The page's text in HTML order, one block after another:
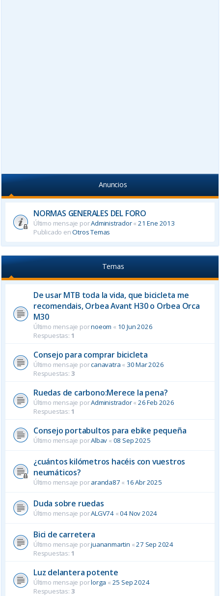
Anuncios
NORMAS GENERALES DEL FORO
Último mensaje porAdministrador«21 Ene 2013
Publicado enOtros Temas
Temas
De usar MTB toda la vida, que bicicleta me
recomendais, Orbea Avant H30 o Orbea Orca
M30
Último mensaje pornoeom « 10 Jun 2026
Respuestas: 1
Consejo para comprar bicicleta
Último mensaje porcanavatra « 30 Mar 2026
Respuestas: 3
Ruedas de carbono:Merece la pena?
Último mensaje porAdministrador«26 Feb 2026
Respuestas: 1
Consejo portabultos para ebike pequeña
Último mensaje porAlbav « 08 Sep 2025
¿cuántos kilómetros hacéis con vuestros
neumáticos?
Último mensaje poraranda87 « 16 Abr 2025
Duda sobre ruedas
Último mensaje porALGV74 «04 Nov 2024
Bici de carretera
Último mensaje porjuananmartin «27 Sep 2024
Respuestas: 1
Luz delantera potente
Último mensaje porlorga « 25 Sep 2024
Respuestas: 3